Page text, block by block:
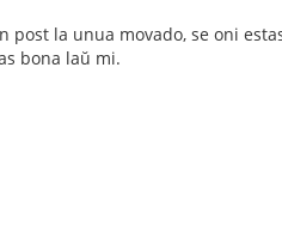
la unua movado, se oni
bona laŭ mi.